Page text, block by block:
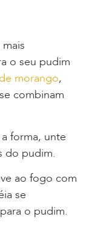
o seu pudim
morango,
combinam
forma, unte
do pudim.
ao fogo com
se
o pudim.